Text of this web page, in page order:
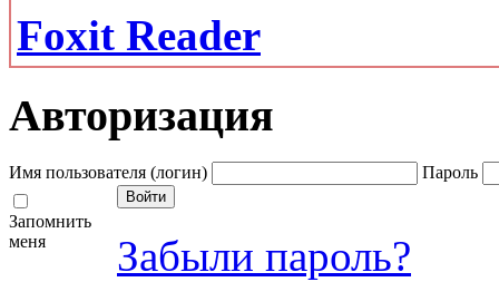
Foxit Reader
Авторизация
Имя пользователя (логин) Пароль
Запомнить
меня
Забыли пароль?